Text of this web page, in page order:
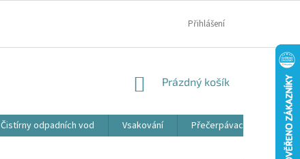
Přihlášení
NÁKUPNÍ
Prázdný košík
Čistírny odpadních vod Vsakování Přečerpávací jímky